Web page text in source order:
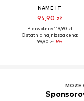
NAME IT
94,90 zł
Pierwotnie: 119,90 zł
Ostatnia najniższa cena:
99,90 zł-5%
MOŻE